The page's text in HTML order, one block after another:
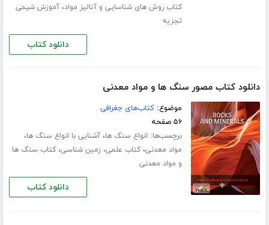
کتاب روش های شناسایی و آنالیز مواد،آموزش شیمی
تجزیه
دانلود کتاب
دانلود کتاب مصور سنگ ها و مواد معدنی
موضوع:کتاب‌های جغرافی
۵۶ صفحه
برچسب‌ها: انواع سنگ ها،آشنایی با انواع سنگ ها،
مواد معدنی،کتاب علمی، زمین شناسی،کتاب سنگ ها
و مواد معدنی
دانلود کتاب